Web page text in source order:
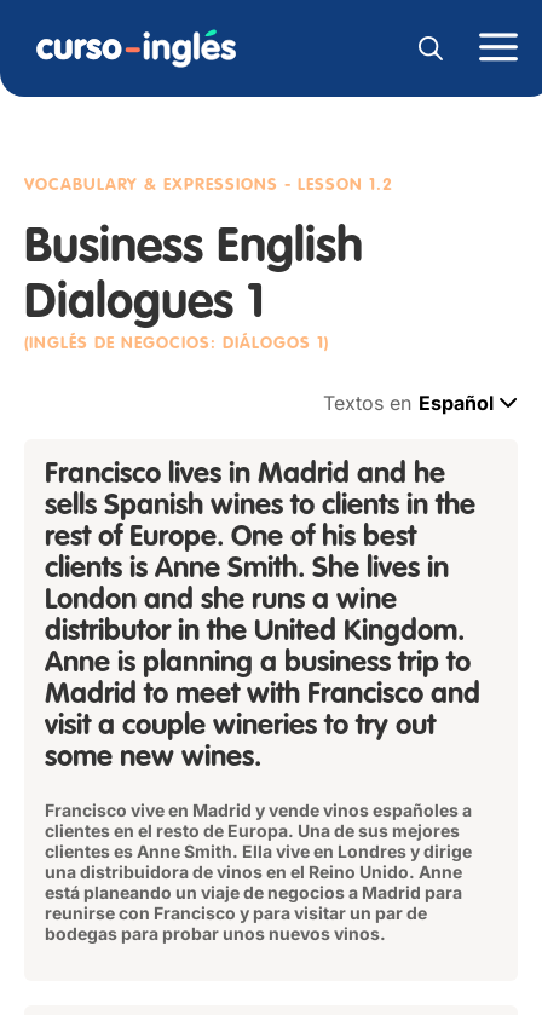
VOCABULARY & EXPRESSIONS - LESSON 1.2
Business English
Dialogues 1
(INGLÉS DE NEGOCIOS: DIÁLOGOS 1)
Textos en Español
Francisco lives in Madrid and he
sells Spanish wines to clients in the
rest of Europe. One of his best
clients is Anne Smith. She lives in
London and she runs a wine
distributor in the United Kingdom.
Anne is planning a business trip to
Madrid to meet with Francisco and
visit a couple wineries to try out
some new wines.
Francisco vive en Madrid y vende vinos españoles a
clientes en el resto de Europa. Una de sus mejores
clientes es Anne Smith. Ella vive en Londres y dirige
una distribuidora de vinos en el Reino Unido. Anne
está planeando un viaje de negocios a Madrid para
reunirse con Francisco y para visitar un par de
bodegas para probar unos nuevos vinos.